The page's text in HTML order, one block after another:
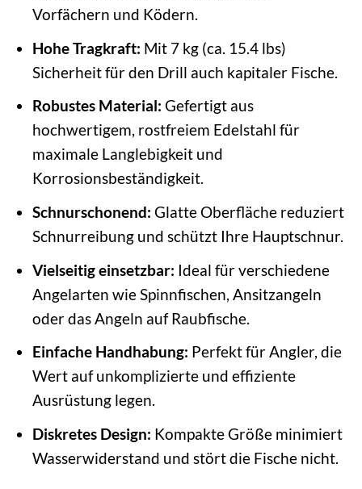
Vorfächern und Ködern.
Hohe Tragkraft: Mit 7 kg (ca. 15.4 lbs)
Sicherheit für den Drill auch kapitaler Fische.
Robustes Material: Gefertigt aus
hochwertigem, rostfreiem Edelstahl für
maximale Langlebigkeit und
Korrosionsbeständigkeit.
Schnurschonend: Glatte Oberfläche reduziert
Schnurreibung und schützt Ihre Hauptschnur.
Vielseitig einsetzbar: Ideal für verschiedene
Angelarten wie Spinnfischen, Ansitzangeln
oder das Angeln auf Raubfische.
Einfache Handhabung: Perfekt für Angler, die
Wert auf unkomplizierte und effiziente
Ausrüstung legen.
Diskretes Design: Kompakte Größe minimiert
Wasserwiderstand und stört die Fische nicht.